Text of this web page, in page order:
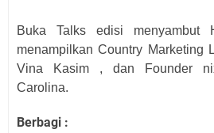
Buka Talks edisi
menampilkan Country Marketing
Vina Kasim , dan Founder
Carolina.
Berbagi :